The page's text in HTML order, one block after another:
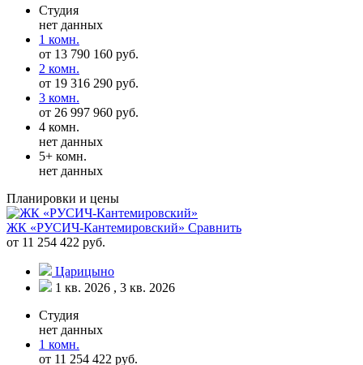
Студия
нет данных
1 комн.
от 13 790 160 руб.
2 комн.
от 19 316 290 руб.
3 комн.
от 26 997 960 руб.
4 комн.
нет данных
5+ комн.
нет данных
Планировки и цены
ЖК «РУСИЧ-Кантемировский» Сравнить
от 11 254 422 руб.
Царицыно
1 кв. 2026 , 3 кв. 2026
Студия
нет данных
1 комн.
от 11 254 422 руб.